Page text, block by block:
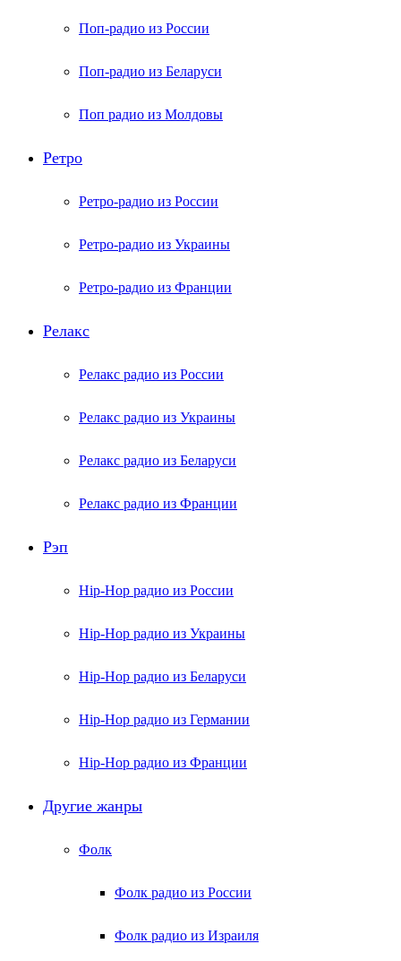
Поп-радио из России
Поп-радио из Беларуси
Поп радио из Молдовы
Ретро
Ретро-радио из России
Ретро-радио из Украины
Ретро-радио из Франции
Релакс
Релакс радио из России
Релакс радио из Украины
Релакс радио из Беларуси
Релакс радио из Франции
Рэп
Hip-Hop радио из России
Hip-Hop радио из Украины
Hip-Hop радио из Беларуси
Hip-Hop радио из Германии
Hip-Hop радио из Франции
Другие жанры
Фолк
Фолк радио из России
Фолк радио из Израиля